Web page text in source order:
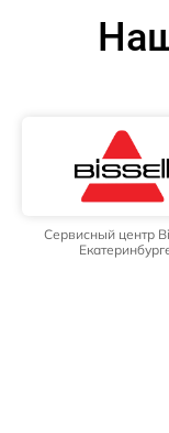
Сервисный центр